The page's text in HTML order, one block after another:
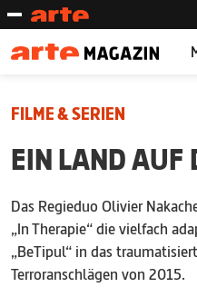
FILME & SERIEN
EIN LAND AUF
Das Regieduo Olivier
„In Therapie“ die vielfach
„BeTipul“ in das
Terroranschlägen von 2015.